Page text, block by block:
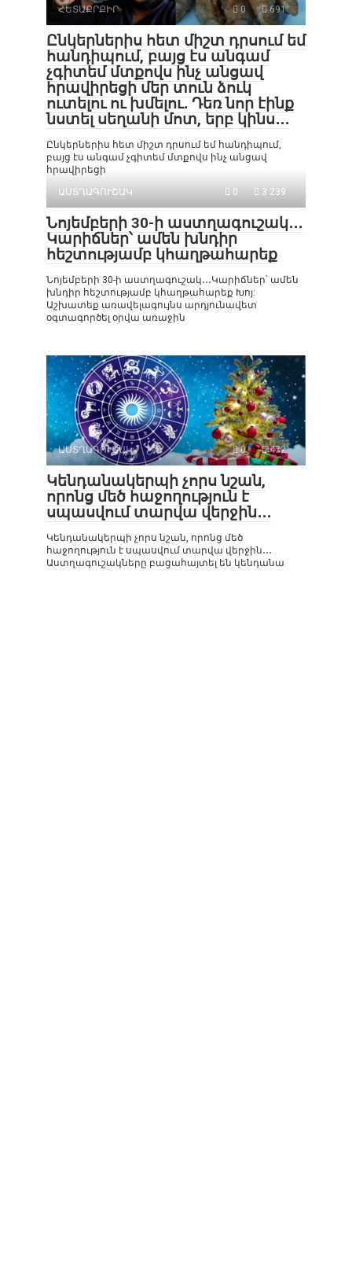
ՀԵՏԱՔՐՔԻՐ 0 691
Ընկերներիս հետ միշտ դրսում եմ
հանդիպում, բայց էս անգամ
չգիտեմ մտքովս ինչ անցավ
հրավիրեցի մեր տուն ձուկ
ուտելու ու խմելու․ Դեռ նոր էինք
նստել սեղանի մոտ, երբ կինս․․․
Ընկերներիս հետ միշտ դրսում եմ հանդիպում,
բայց էս անգամ չգիտեմ մտքովս ինչ անցավ
հրավիրեցի
ԱՍՏՂԱԳՈՒՇԱԿ
0 3 239
Նոյեմբերի 30-ի աստղագուշակ․․․
Կարիճներ՝ ամեն խնդիր
հեշտությամբ կհաղթահարեք
Նոյեմբերի 30-ի աստղագուշակ․․․Կարիճներ՝ ամեն
խնդիր հեշտությամբ կհաղթահարեք Խոյ:
Աշխատեք առավելագույնս արդյունավետ
օգտագործել օրվա առաջին
ԱՍՏՂԱԳՈՒՇԱԿ 0 472
Կենդանակերպի չորս նշան,
որոնց մեծ հաջողություն է
սպասվում տարվա վերջին․․․
Կենդանակերպի չորս նշան, որոնց մեծ
հաջողություն է սպասվում տարվա վերջին․․․
Աստղագուշակները բացահայտել են կենդանա